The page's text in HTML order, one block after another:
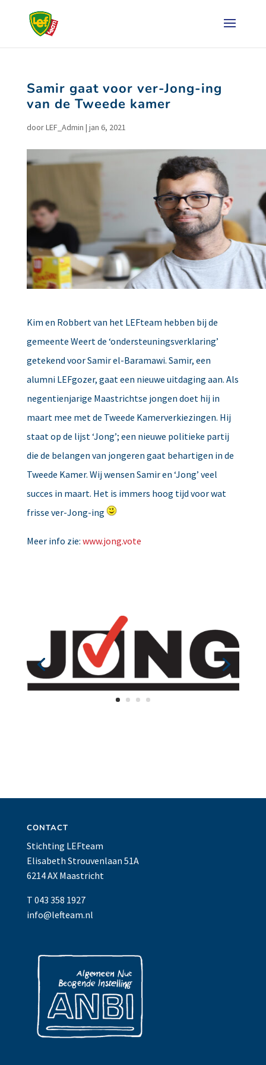
Samir gaat voor ver-Jong-ing
van de Tweede kamer
doorLEF_Admin | jan 6, 2021
Kim en Robbert van het LEFteam hebben bij de
gemeente Weert de ‘ondersteuningsverklaring’
getekend voor Samir el-Baramawi. Samir, een
alumni LEFgozer, gaat een nieuwe uitdaging aan. Als
negentienjarige Maastrichtse jongen doet hij in
maart mee met de Tweede Kamerverkiezingen. Hij
staat op de lijst ‘Jong’; een nieuwe politieke partij
die de belangen van jongeren gaat behartigen in de
Tweede Kamer. Wij wensen Samir en ‘Jong’ veel
succes in maart. Het is immers hoog tijd voor wat
frisse ver-Jong-ing
Meer info zie: www.jong.vote
CONTACT
Stichting LEFteam
Elisabeth Strouvenlaan 51A
6214 AX Maastricht
T 043 358 1927
info@lefteam.nl